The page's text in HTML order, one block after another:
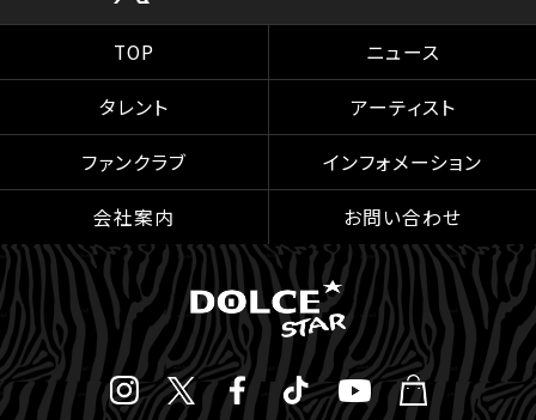
TOP
ニュース
タレント
アーティスト
ファンクラブ
インフォメーション
会社案内
お問い合わせ